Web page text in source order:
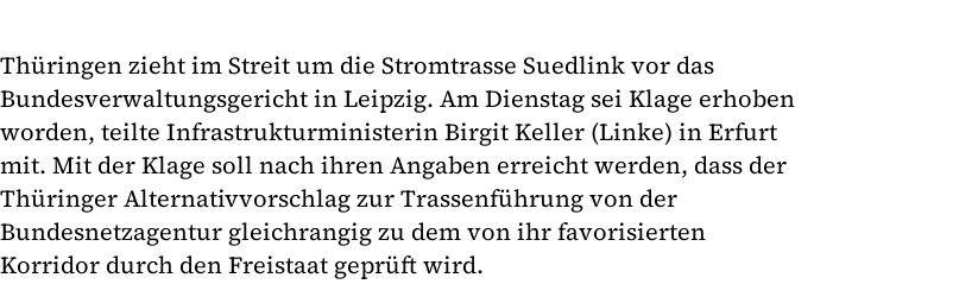
Thüringen zieht im Streit um die Stromtrasse Suedlink vor das
Bundesverwaltungsgericht in Leipzig. Am Dienstag sei Klage erhoben
worden, teilte Infrastrukturministerin Birgit Keller (Linke) in Erfurt
mit. Mit der Klage soll nach ihren Angaben erreicht werden, dass der
Thüringer Alternativvorschlag zur Trassenführung von der
Bundesnetzagentur gleichrangig zu dem von ihr favorisierten
Korridor durch den Freistaat geprüft wird.